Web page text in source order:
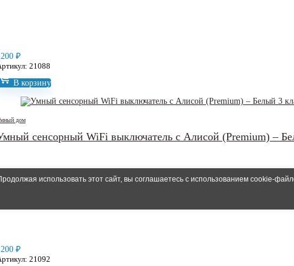
₽
21088
В корзину
дом
сенсорный WiFi выключатель c Алисой (Premium) –
₽
21092
использовать этот сайт, вы соглашаетесь с использованием cookie-